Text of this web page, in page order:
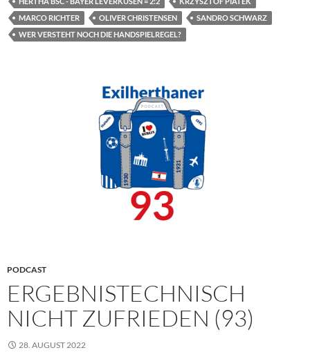
MARCO RICHTER
OLIVER CHRISTENSEN
SANDRO SCHWARZ
WER VERSTEHT NOCH DIE HANDSPIELREGEL?
PODCAST
ERGEBNISTECHNISCH
NICHT ZUFRIEDEN (93)
28. AUGUST 2022